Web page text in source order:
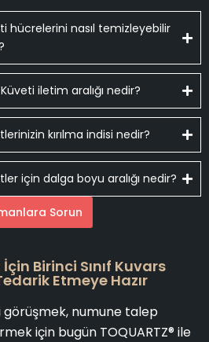
hücrelerini nasıl temizleyebilir
iletim aralığı nedir?
kırılma indisi nedir?
için dalga boyu aralığı nedir?
Sorun
Birinci Sınıf Kuvars
Etmeye Hazır
görüşmek, numune talep
için bugün TOQUARTZ® ile